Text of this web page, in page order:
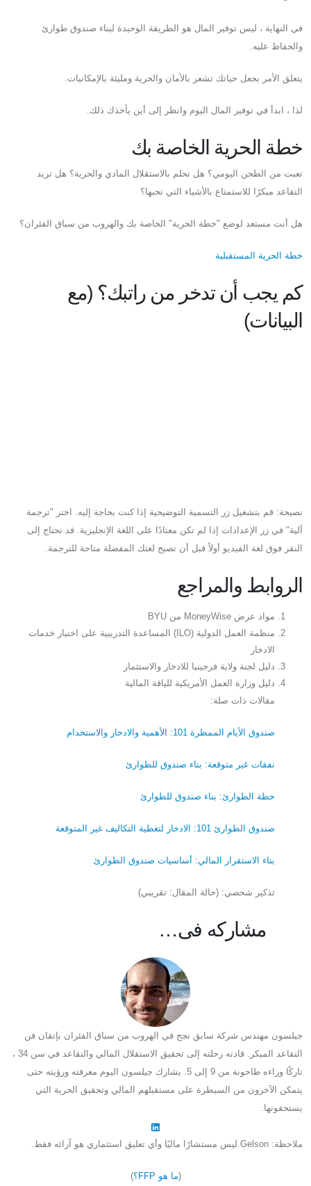
في النهاية ، ليس توفير المال هو الطريقة الوحيدة لبناء صندوق طوارئ
والحفاظ عليه.
يتعلق الأمر بجعل حياتك تشعر بالأمان والحرية ومليئة بالإمكانيات.
لذا ، ابدأ في توفير المال اليوم وانظر إلى أين يأخذك ذلك.
خطة الحرية الخاصة بك
تعبت من الطحن اليومي؟ هل تحلم بالاستقلال المادي والحرية؟ هل تريد
التقاعد مبكرًا للاستمتاع بالأشياء التي تحبها؟
هل أنت مستعد لوضع "خطة الحرية" الخاصة بك والهروب من سباق الفئران؟
خطة الحرية المستقبلية
كم يجب أن تدخر من راتبك؟ (مع
البيانات)
نصيحة: قم بتشغيل زر التسمية التوضيحية إذا كنت بحاجة إليه. اختر "ترجمة
آلية" في زر الإعدادات إذا لم تكن معتادًا على اللغة الإنجليزية. قد تحتاج إلى
النقر فوق لغة الفيديو أولاً قبل أن تصبح لغتك المفضلة متاحة للترجمة.
الروابط والمراجع
مواد عرض MoneyWise من BYU
منظمة العمل الدولية (ILO) المساعدة التدريبية على اختيار خدمات
الادخار
دليل لجنة ولاية فرجينيا للادخار والاستثمار
دليل وزارة العمل الأمريكية للياقة المالية
مقالات ذات صلة:
صندوق الأيام الممطرة 101: الأهمية والادخار والاستخدام
نفقات غير متوقعة: بناء صندوق للطوارئ
خطة الطوارئ: بناء صندوق للطوارئ
صندوق الطوارئ 101: الادخار لتغطية التكاليف غير المتوقعة
بناء الاستقرار المالي: أساسيات صندوق الطوارئ
تذكير شخصي: (حالة المقال: تقريبي)
مشاركه فى…
جيلسون مهندس شركة سابق نجح في الهروب من سباق الفئران بإتقان فن
التقاعد المبكر. قادته رحلته إلى تحقيق الاستقلال المالي والتقاعد في سن 34 ،
تاركًا وراءه طاحونة من 9 إلى 5. يشارك جيلسون اليوم معرفته ورؤيته حتى
يتمكن الآخرون من السيطرة على مستقبلهم المالي وتحقيق الحرية التي
يستحقونها.
ملاحظة: Gelson ليس مستشارًا ماليًا وأي تعليق استثماري هو آرائه فقط.
(ما هو FFP؟ )